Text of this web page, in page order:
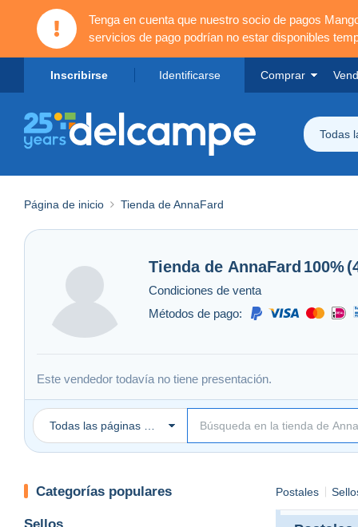
Tenga en cuenta que nuestro socio de pagos
servicios de pago podrían no estar disponibles
Inscribirse Identificarse Comprar
Todas
Página de inicio Tienda de AnnaFard
Tienda de AnnaFard 100%
Condiciones de venta
Métodos de pago:
Este vendedor todavía no tiene presentación.
Todas las páginas Delcampe
Categorías populares Postales